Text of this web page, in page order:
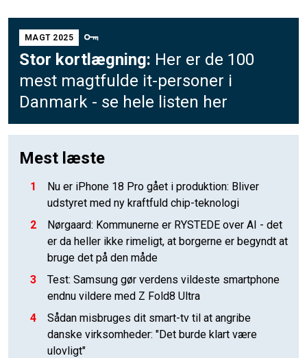
MAGT 2025
Stor kortlægning: Her er de 100
mest magtfulde it-personer i
Danmark - se hele listen her
Mest læste
1
Nu er iPhone 18 Pro gået i produktion: Bliver
udstyret med ny kraftfuld chip-teknologi
2
Nørgaard: Kommunerne er RYSTEDE over AI - det
er da heller ikke rimeligt, at borgerne er begyndt at
bruge det på den måde
3
Test: Samsung gør verdens vildeste smartphone
endnu vildere med Z Fold8 Ultra
4
Sådan misbruges dit smart-tv til at angribe
danske virksomheder: "Det burde klart være
ulovligt"